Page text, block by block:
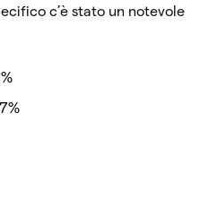
c’è stato un notevole